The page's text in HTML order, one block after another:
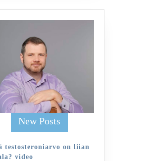
New Posts
testosteroniarvo on liian
video